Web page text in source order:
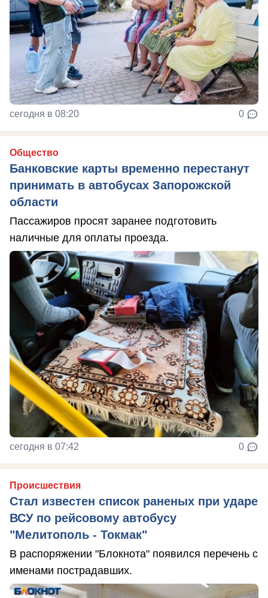
сегодня в 08:20 0
Общество
Банковские карты временно перестанут
принимать в автобусах Запорожской
области
Пассажиров просят заранее подготовить
наличные для оплаты проезда.
сегодня в 07:42 0
Происшествия
Стал известен список раненых при ударе
ВСУ по рейсовому автобусу
"Мелитополь - Токмак"
В распоряжении "Блокнота" появился перечень с
именами пострадавших.